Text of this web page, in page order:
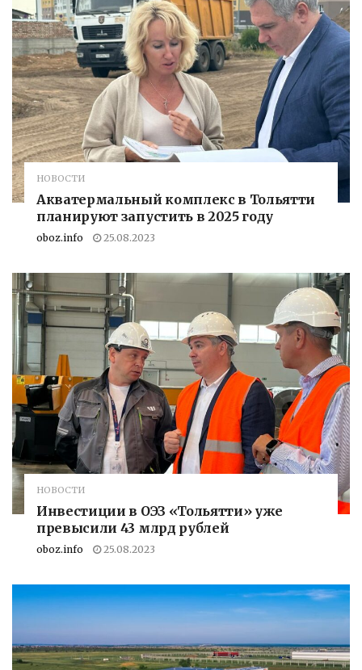
НОВОСТИ
Акватермальный комплекс в Тольятти
планируют запустить в 2025 году
oboz.info 25.08.2023
НОВОСТИ
Инвестиции в ОЭЗ «Тольятти» уже
превысили 43 млрд рублей
oboz.info 25.08.2023